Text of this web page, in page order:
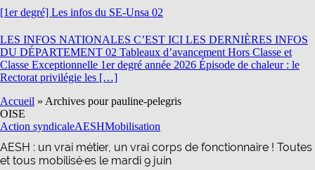
[1er degré] Les infos du SE-Unsa 02
LES INFOS NATIONALES C’EST ICI LES DERNIÈRES INFOS
DU DÉPARTEMENT 02 Tableaux d’avancement Hors Classe et
Classe Exceptionnelle 1er degré année 2026 Épisode de chaleur : le
Rectorat privilégie les […]
Accueil » Archives pour pauline-pelegris
OISE
Action syndicaleAESHMobilisation
AESH : un vrai métier, un vrai corps de fonctionnaire ! Toutes
et tous mobilisé·es le mardi 9 juin